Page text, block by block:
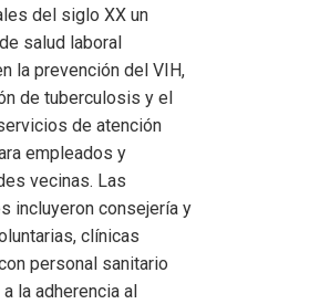
del siglo XX un
salud laboral
la prevención del VIH,
de tuberculosis y el
de atención
empleados y
vecinas. Las
incluyeron consejería y
clínicas
personal sanitario
la adherencia al